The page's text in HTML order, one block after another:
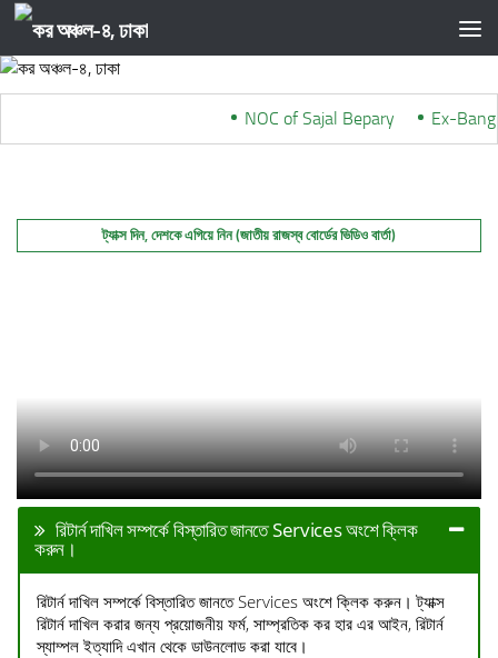
Skip to content
NOC of Sajal Bepary*** Ex-
ট্যাক্স দিন, দেশকে এগিয়ে নিন (জাতীয় রাজস্ব বোর্ডের ভিডিও বার্তা)
রিটার্ন দাখিল সম্পর্কে বিস্তারিত জানতে Services অংশে ক্লিক
করুন।
রিটার্ন দাখিল সম্পর্কে বিস্তারিত জানতে Services অংশে ক্লিক করুন। ট্যাক্স
রিটার্ন দাখিল করার জন্য প্রয়োজনীয় ফর্ম, সাম্প্রতিক কর হার এর আইন, রিটার্ন
স্যাম্পল ইত্যাদি এখান থেকে ডাউনলোড করা যাবে।